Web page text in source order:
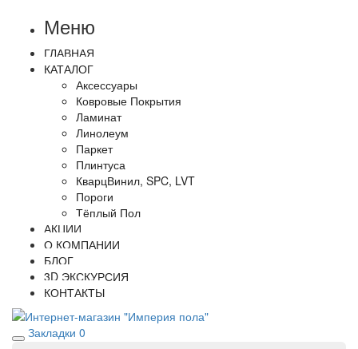
Меню
ГЛАВНАЯ
КАТАЛОГ
Аксессуары
Ковровые Покрытия
Ламинат
Линолеум
Паркет
Плинтуса
КварцВинил, SPC, LVT
Пороги
Тёплый Пол
АКЦИИ
О КОМПАНИИ
БЛОГ
3D ЭКСКУРСИЯ
КОНТАКТЫ
Закладки 0